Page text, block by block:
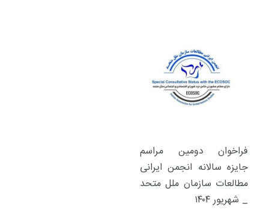
فراخوان دومین مراسم
جایزه سالانه انجمن ایرانی
مطالعات سازمان ملل متحد
_ شهریور ۱۴۰۴